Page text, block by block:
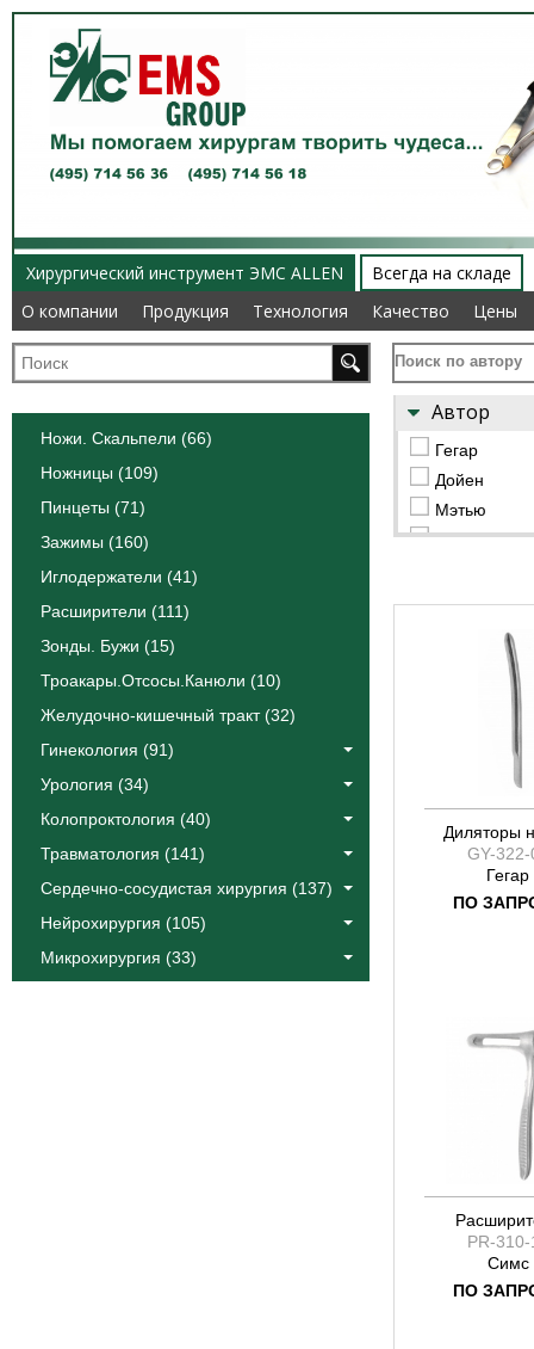
Хирургический инструмент ЭМС ALLEN
О компании
Продукция Технология Качество Цены
Всегда на складе
О компании
Продукция Технология Качество Цены
Поиск по автору
Ножи. Скальпели (66)
Ножницы (109)
Пинцеты (71)
Зажимы (160)
Иглодержатели (41)
Расширители (111)
Зонды. Бужи (15)
Троакары.Отсосы.Канюли (10)
Желудочно-кишечный тракт (32)
Гинекология (91)
Урология (34)
Колопроктология (40)
Травматология (141)
Сердечно-сосудистая хирургия (137)
Нейрохирургия (105)
Микрохирургия (33)
Автор
Гегар
Дойен
Мэтью
Сент Маркс
Диляторы
GY-322-
Гегар
ПО
PR-310-
Симс
ПО